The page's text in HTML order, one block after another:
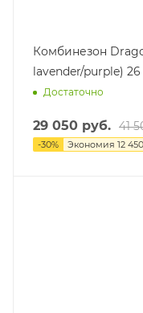
Комбинезон
lavender/purple) 26
Достаточно
29 050 руб. 41
-30% Экономия 12 450